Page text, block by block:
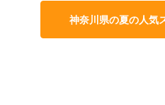
神奈川県の夏の人気